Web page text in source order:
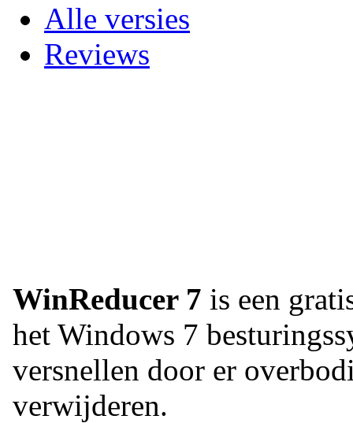
Alle versies
Reviews
WinReducer 7 is een
het Windows 7
versnellen door er
verwijderen.